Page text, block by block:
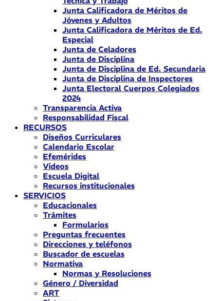
Junta Calificadora de Méritos de
Jóvenes y Adultos
Junta Calificadora de Méritos de Ed.
Especial
Junta de Celadores
Junta de Disciplina
Junta de Disciplina de Ed. Secundaria
Junta de Disciplina de Inspectores
Junta Electoral Cuerpos Colegiados
2024
Transparencia Activa
Responsabilidad Fiscal
RECURSOS
Diseños Curriculares
Calendario Escolar
Efemérides
Videos
Escuela Digital
Recursos institucionales
SERVICIOS
Educacionales
Trámites
Formularios
Preguntas frecuentes
Direcciones y teléfonos
Buscador de escuelas
Normativa
Normas y Resoluciones
Género / Diversidad
ART